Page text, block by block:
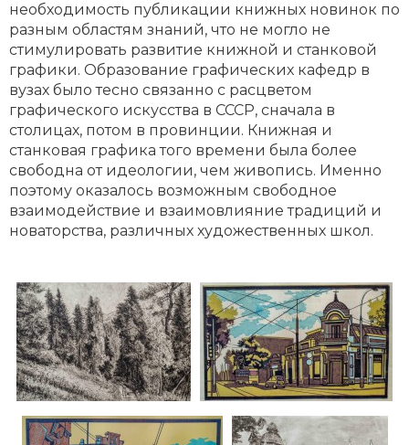
необходимость публикации книжных новинок по
разным областям знаний, что не могло не
стимулировать развитие книжной и станковой
графики. Образование графических кафедр в
вузах было тесно связанно с расцветом
графического искусства в СССР, сначала в
столицах, потом в провинции. Книжная и
станковая графика того времени была более
свободна от идеологии, чем живопись. Именно
поэтому оказалось возможным свободное
взаимодействие и взаимовлияние традиций и
новаторства, различных художественных школ.